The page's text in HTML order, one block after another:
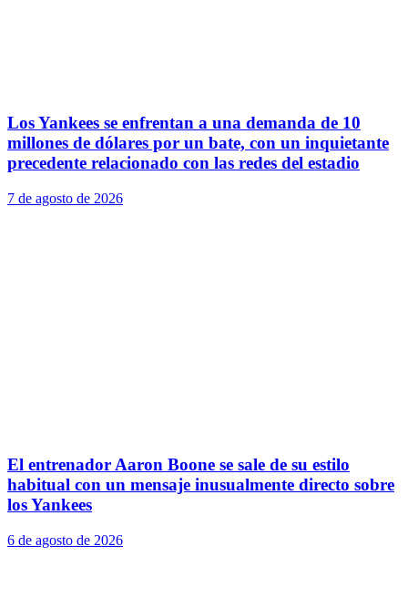
Los Yankees se enfrentan a una demanda de 10
millones de dólares por un bate, con un inquietante
precedente relacionado con las redes del estadio
7 de agosto de 2026
El entrenador Aaron Boone se sale de su estilo
habitual con un mensaje inusualmente directo sobre
los Yankees
6 de agosto de 2026